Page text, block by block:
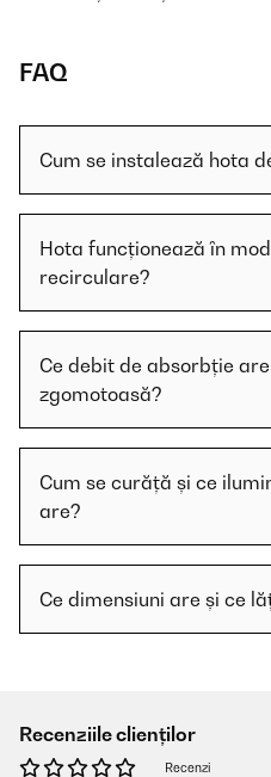
FAQ
Cum se instalează hota
Hota funcționează în
recirculare?
Ce debit de absorbție
zgomotoasă?
Cum se curăță și ce
are?
Ce dimensiuni are și ce
Recenziile clienților
Recenzi